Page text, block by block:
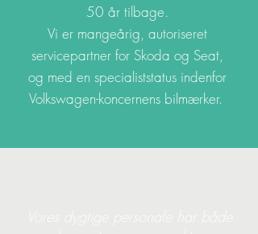
50 år tilbage.
Vi er mangeårig, autoriseret
servicepartner for Skoda og Seat,
og med en specialiststatus indenfor
Volkswagen-koncernens bilmærker.